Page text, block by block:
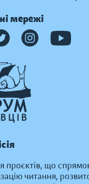
мережі
проєктів, що
читання,